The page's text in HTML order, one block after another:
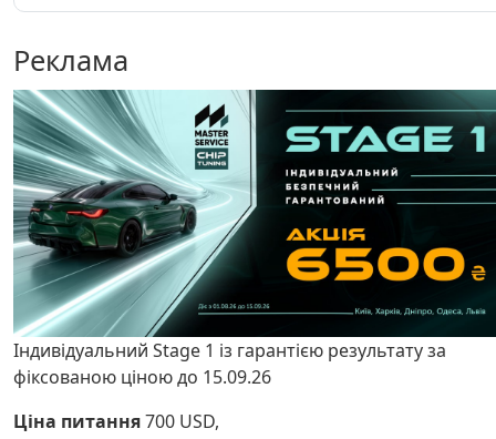
Реклама
Індивідуальний Stage 1 із гарантією результату за
фіксованою ціною до 15.09.26
Ціна питання700 USD,